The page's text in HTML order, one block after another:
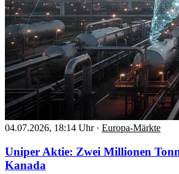
04.07.2026, 18:14 Uhr · Europa-Märkte
Uniper Aktie: Zwei Millionen
Kanada